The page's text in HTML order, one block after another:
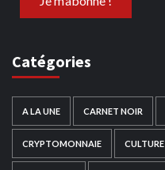
Catégories
A LA UNE CARNET NOIR
CRYPTOMONNAIE CULTURE